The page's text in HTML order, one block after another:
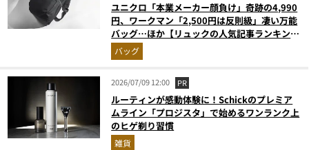
ユニクロ「本業メーカー顔負け」奇跡の4,990
円、ワークマン「2,500円は反則級」凄い万能
バッグ…ほか【リュックの人気記事ランキング
ベスト3】（2026年6月版）
バッグ
2026/07/09 12:00 PR
ルーティンが感動体験に！Schickのプレミア
ムライン「プロジスタ」で始めるワンランク上
のヒゲ剃り習慣
雑貨